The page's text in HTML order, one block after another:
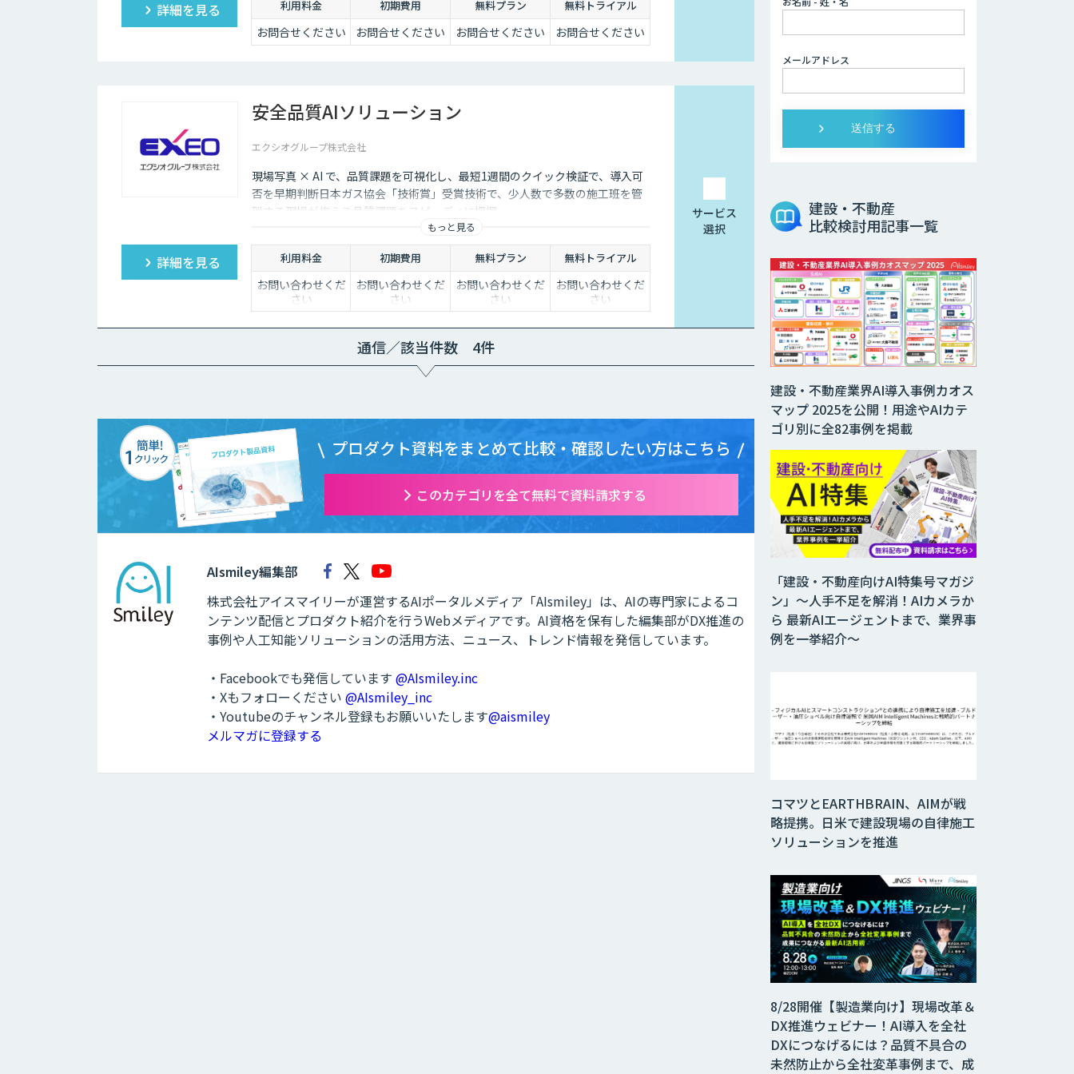
詳細を見る 利用料金 初期費用 無料プラン 無料トライアル
お問合せください お問合せください お問合せください お問合せください
安全品質AIソリューション
エクシオグループ株式会社
現場写真 × AI で、品質課題を可視化し、最短1週間のクイック検証で、導入可
否を早期判断日本ガス協会「技術賞」受賞技術で、少人数で多数の施工班を管
理する現場が抱える品質課題をスピーディに把握。
もっと見る
詳細を見る 利用料金 初期費用 無料プラン 無料トライアル
お問い合わせくだ
さい
お問い合わせくだ
さい
お問い合わせくだ
さい
お問い合わせくだ
さい
サービス
選択
通信／該当件数 4件
プロダクト資料をまとめて比較・確認したい方はこちら
このカテゴリを全て無料で資料請求する
AIsmiley編集部
株式会社アイスマイリーが運営するAIポータルメディア「AIsmiley」は、AIの専門家によるコ
ンテンツ配信とプロダクト紹介を行うWebメディアです。AI資格を保有した編集部がDX推進の
事例や人工知能ソリューションの活用方法、ニュース、トレンド情報を発信しています。
・Facebookでも発信しています @AIsmiley.inc
・Xもフォローください @AIsmiley_inc
・Youtubeのチャンネル登録もお願いいたします@aismiley
メルマガに登録する
メールアドレス
建設・不動産
比較検討用記事一覧
「建設・不動産向けAI特集号マガジ
ン」～人手不足を解消！AIカメラか
ら 最新AIエージェントまで、業界事
例を一挙紹介～
建設・不動産業界AI導入事例カオス
マップ 2025を公開！用途やAIカテ
ゴリ別に全82事例を掲載
コマツとEARTHBRAIN、AIMが戦
略提携。日米で建設現場の自律施工
ソリューションを推進
8/28開催【製造業向け】現場改革＆
DX推進ウェビナー！AI導入を全社
DXにつなげるには？品質不具合の
未然防止から全社変革事例まで、成